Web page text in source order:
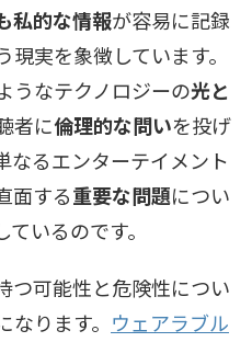
私的な情報が容易に記録
実を象徴しています。
うなテクノロジーの光と
者に倫理的な問いを投げ
なるエンターテイメント
面する重要な問題につい
いるのです。
つ可能性と危険性につい
ります。 ウェアラブル